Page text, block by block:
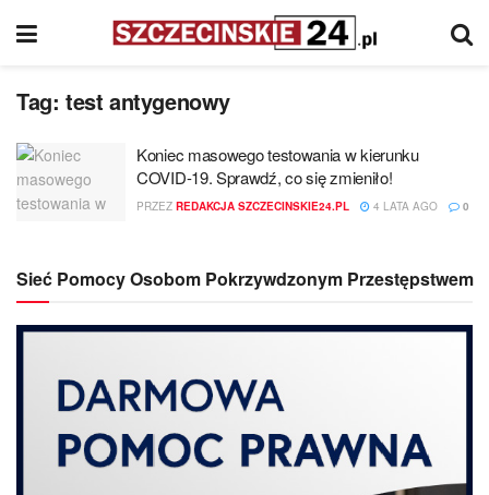
Tag: test antygenowy
Koniec masowego testowania w kierunku
COVID-19. Sprawdź, co się zmieniło!
PRZEZ REDAKCJA SZCZECINSKIE24.PL 4 LATA AGO 0
Sieć Pomocy Osobom Pokrzywdzonym Przestępstwem